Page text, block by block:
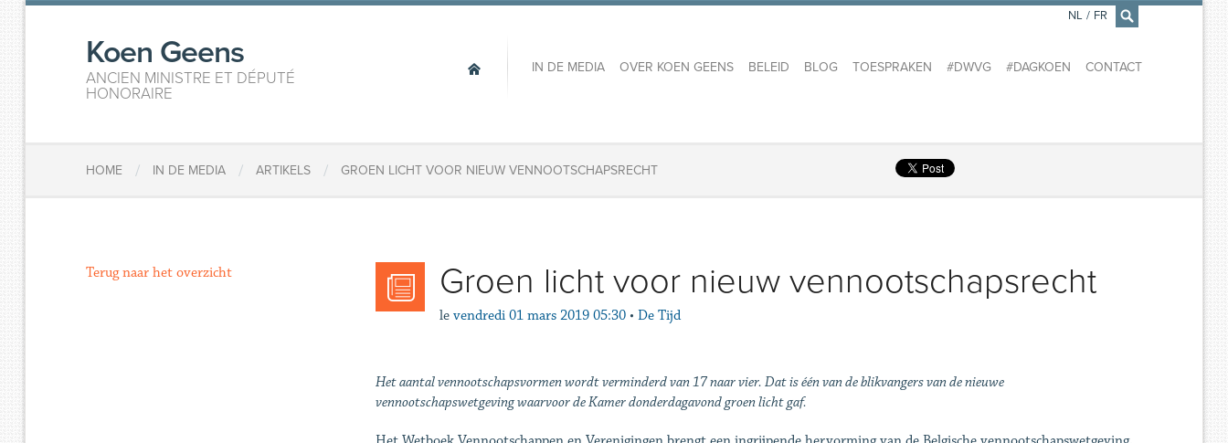
×
Koen Geens
ANCIEN MINISTRE ET DÉPUTÉ
HONORAIRE
IN DE MEDIA OVER KOEN GEENS BELEID BLOG TOESPRAKEN #DWVG #DAGKOEN CONTACT
NL / FR
HOME / IN DE MEDIA / ARTIKELS / GROEN LICHT VOOR NIEUW VENNOOTSCHAPSRECHT
Groen licht voor nieuw vennootschapsrecht
le vendredi 01 mars 2019 05:30 • De Tijd
Het aantal vennootschapsvormen wordt verminderd van 17 naar vier. Dat is één van de blikvangers van de nieuwe
vennootschapswetgeving waarvoor de Kamer donderdagavond groen licht gaf.
Terug naar het overzicht